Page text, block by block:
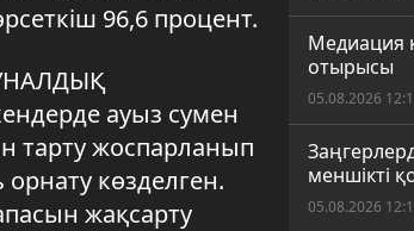
96,6 процент.
ауыз сумен
тарту жоспарланып
көзделген.
жақсарту
Медиация
отырысы
05.08.2026
меншікті
05.08.2026